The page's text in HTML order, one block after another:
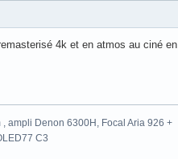
4k et en atmos au ciné en
ampli Denon 6300H, Focal Aria 926 +
C3